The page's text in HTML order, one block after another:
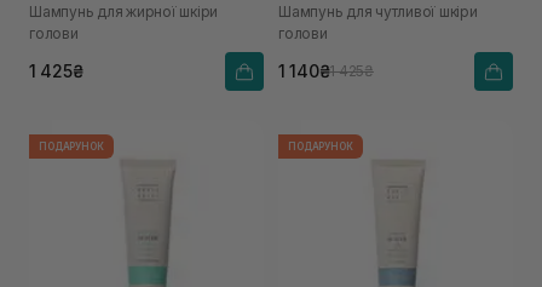
Шампунь для жирної шкіри
голови
1 425₴
360 мл
Шампунь для чутливої шкіри
голови
1 140₴1 425₴
ПОДАРУНОК ПОДАРУНОК